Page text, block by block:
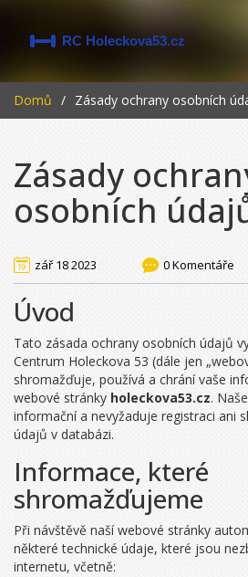
Domů Zásady ochrany osobních
Zásady
osobních
zář 18 2023 0 Komentáře
Úvod
Tato zásada ochrany osobních údajů
Centrum Holeckova 53 (dále jen
shromažďuje, používá a chrání vaše
webové stránky holeckova53.cz.
informační a nevyžaduje registraci ani
údajů v databázi.
Informace, které
shromažďujeme
Při návštěvě naší webové stránky
některé technické údaje, které jsou
internetu, včetně: